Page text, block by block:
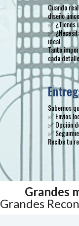
Cuando
diseño
✅ ¿Tienes
✅
ideal.
Tanto
cada
Sabemos
✅ Envíos
✅ Opción
✅
Recibe tu
Grandes
Grandes